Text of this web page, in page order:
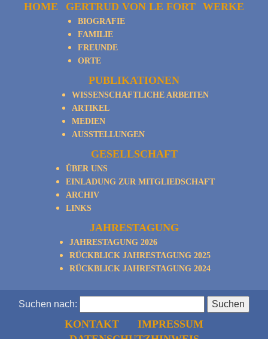
HOME GERTRUD VON LE FORT
BIOGRAFIE
FAMILIE
FREUNDE
ORTE
WERKE
PUBLIKATIONEN
WISSENSCHAFTLICHE ARBEITEN
ARTIKEL
MEDIEN
AUSSTELLUNGEN
GESELLSCHAFT
ÜBER UNS
EINLADUNG ZUR MITGLIEDSCHAFT
ARCHIV
LINKS
JAHRESTAGUNG
JAHRESTAGUNG 2026
RÜCKBLICK JAHRESTAGUNG 2025
RÜCKBLICK JAHRESTAGUNG 2024
Suchen nach:
KONTAKT
IMPRESSUM